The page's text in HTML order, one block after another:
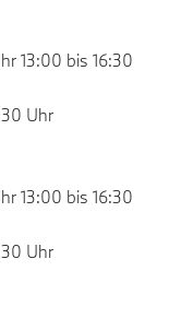
13:00 bis 16:30
Uhr
13:00 bis 16:30
Uhr